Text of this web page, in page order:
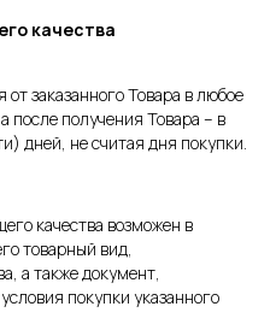
качества
от заказанного Товара в любое
после получения Товара – в
дней, не считая дня покупки.
качества возможен в
товарный вид,
а также документ,
покупки указанного